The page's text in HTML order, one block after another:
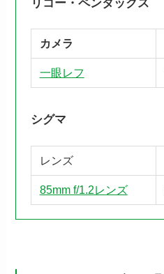
リコー・ペンタックス
カメラ
一眼レフ
シグマ
レンズ
85mm f/1.2レンズ